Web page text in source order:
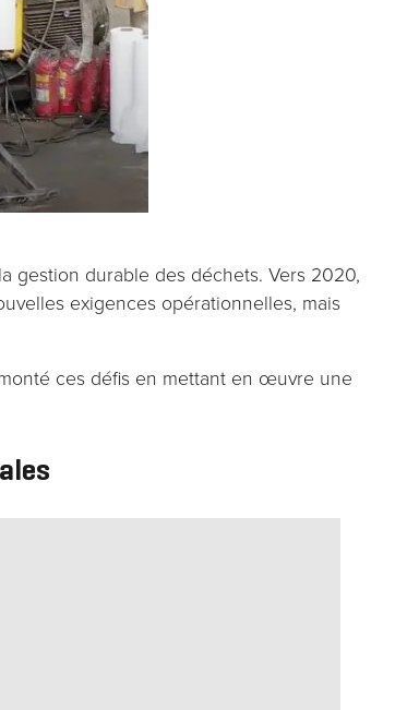
gestion durable des déchets. Vers 2020,
exigences opérationnelles, mais
ces défis en mettant en œuvre une